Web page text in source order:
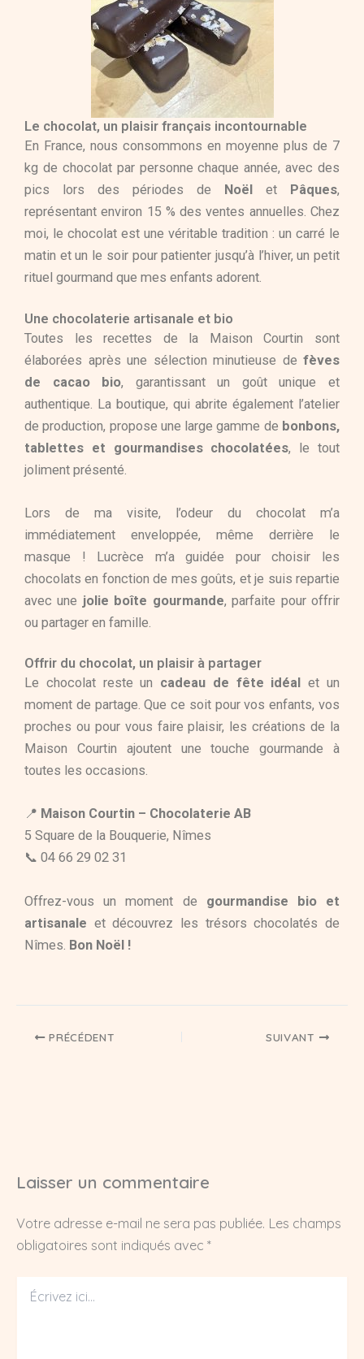
Le chocolat, un plaisir français incontournable
En France, nous consommons en moyenne plus de 7
kg de chocolat par personne chaque année, avec des
pics lors des périodes de
Noël et Pâques,
représentant environ 15 % des ventes annuelles. Chez
moi, le chocolat est une véritable tradition : un carré le
matin et un le soir pour patienter jusqu’à l’hiver, un petit
rituel gourmand que mes enfants adorent.
Une chocolaterie artisanale et bio
Toutes les recettes de la Maison Courtin sont
élaborées après une sélection minutieuse de fèves
de cacao bio, garantissant un goût unique et
authentique. La boutique, qui abrite également l’atelier
de production, propose une large gamme de bonbons,
tablettes et gourmandises chocolatées, le tout
joliment présenté.
Lors de ma visite, l’odeur du chocolat m’a
immédiatement enveloppée, même derrière le
masque ! Lucrèce m’a guidée pour choisir les
chocolats en fonction de mes goûts, et je suis repartie
avec une jolie boîte gourmande, parfaite pour offrir
ou partager en famille.
Offrir du chocolat, un plaisir à partager
Le chocolat reste un cadeau de fête idéal et un
moment de partage. Que ce soit pour vos enfants, vos
proches ou pour vous faire plaisir, les créations de la
Maison Courtin ajoutent une touche gourmande à
toutes les occasions.
📍 Maison Courtin – Chocolaterie AB
5 Square de la Bouquerie, Nîmes
📞 04 66 29 02 31
Offrez-vous un moment de gourmandise bio et
artisanale et découvrez les trésors chocolatés de
Nîmes. Bon Noël !
PRÉCÉDENT SUIVANT
Laisser un commentaire
Votre adresse e-mail ne sera pas publiée. Les champs
obligatoires sont indiqués avec *
ici…